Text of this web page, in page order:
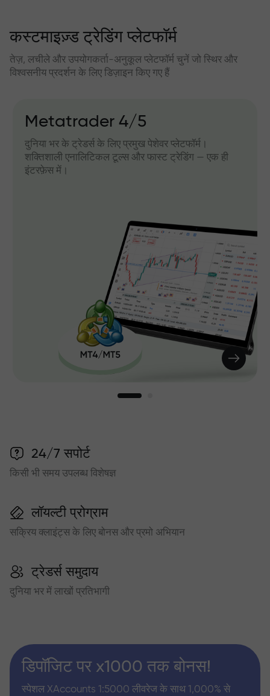
कस्टमाइज़्ड ट्रेडिंग प्लेटफॉर्म
तेज़, लचीले और उपयोगकर्ता-अनुकूल प्लेटफॉर्म चुनें जो स्थिर और
विश्वसनीय प्रदर्शन के लिए डिज़ाइन किए गए हैं
Metatrader 4/5
दुनिया भर के ट्रेडर्स के लिए प्रमुख पेशेवर प्लेटफॉर्म।
शक्तिशाली एनालिटिकल टूल्स और फास्ट ट्रेडिंग — एक ही
इंटरफ़ेस में।
24/7 सपोर्ट
किसी भी समय उपलब्ध विशेषज्ञ
लॉयल्टी प्रोग्राम
सक्रिय क्लाइंट्स के लिए बोनस और प्रमो अभियान
ट्रेडर्स समुदाय
दुनिया भर में लाखों प्रतिभागी
डिपॉजिट पर x1000 तक बोनस!
स्पेशल XAccounts 1:5000 लीवरेज के साथ 1,000% से